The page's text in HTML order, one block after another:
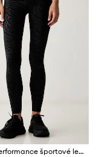
adidas Performance športové legíny dámske All Me Essentials